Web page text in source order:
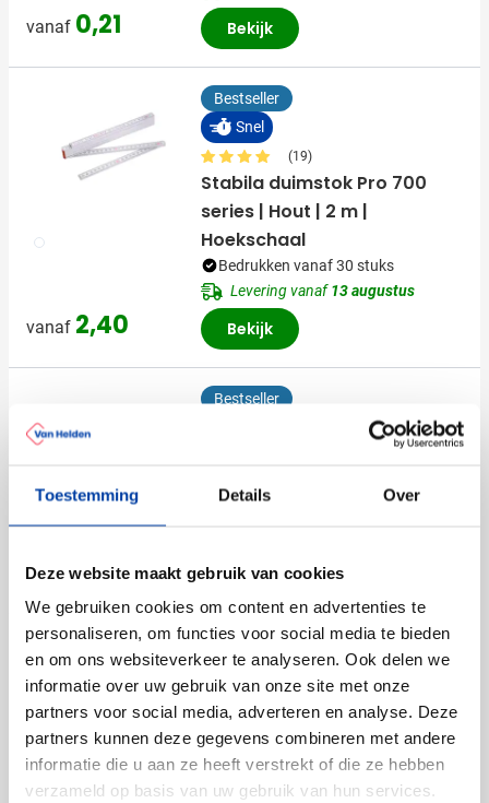
Toestemming Details Over
Deze website maakt gebruik van cookies
We gebruiken cookies om content en advertenties te
personaliseren, om functies voor social media te bieden
en om ons websiteverkeer te analyseren. Ook delen we
informatie over uw gebruik van onze site met onze
partners voor social media, adverteren en analyse. Deze
partners kunnen deze gegevens combineren met andere
informatie die u aan ze heeft verstrekt of die ze hebben
verzameld op basis van uw gebruik van hun services.
vanaf 0,21 Bekijk
002
vanaf 2,40
Bestseller
Snel
(19)
Stabila duimstok Pro 700
series | Hout | 2 m |
Hoekschaal
Bedrukken vanaf 30 stuks
Levering vanaf13 augustus
Bekijk
vanaf 7,42
Bestseller
Parker balpen Jotter steel
Bekijk
011001023 002 013 +6
Uitverkoop
Draagtas Talisa | 1,5 L | Non-
woven | Lange hengsels
Bedrukken vanaf 125 stuks